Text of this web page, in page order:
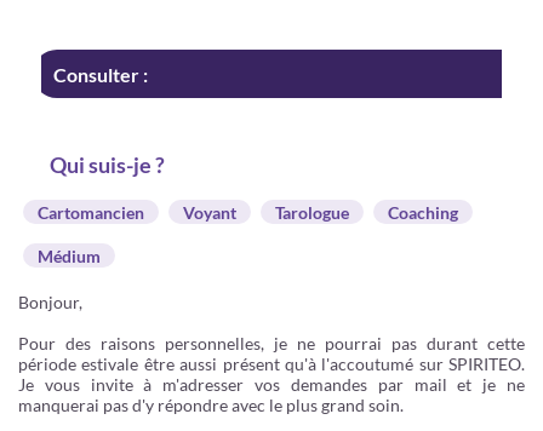
Consulter :
Qui suis-je ?
Cartomancien Voyant Tarologue Coaching
Médium
Bonjour,
Pour des raisons personnelles, je ne pourrai pas durant cette
période estivale être aussi présent qu'à l'accoutumé sur SPIRITEO.
Je vous invite à m'adresser vos demandes par mail et je ne
manquerai pas d'y répondre avec le plus grand soin.